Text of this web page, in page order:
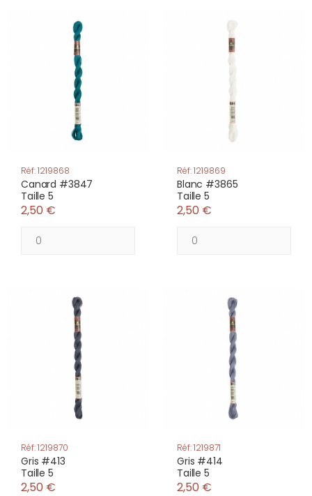
Réf: 1219868
Canard #3847
Taille 5
2,50 €
Réf: 1219869
Blanc #3865
Taille 5
2,50 €
Réf: 1219870
Gris #413
Taille 5
2,50 €
Réf: 1219871
Gris #414
Taille 5
2,50 €